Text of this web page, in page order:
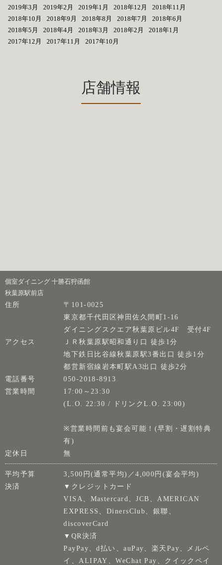
2019年3月
2019年2月 2019年1月 2018年12月
2018年11月
2018年10月
2018年9月 2018年8月 2018年7月
2018年6月
2018年5月
2018年4月 2018年3月 2018年2月
2018年1月
2017年12月
2017年11月 2017年10月
店舗情報
個室ダイニング 十勝石狩函館
秋葉原駅前店
住所
〒101-0025
東京都千代田区神田佐久間町1-16
ダイニングスクエア秋葉原ビル4F 受付4F
アクセス
ＪＲ秋葉原駅昭和通り口 徒歩1分
地下鉄日比谷線秋葉原駅3番出口 徒歩1分
都営新宿線岩本町駅A3出口 徒歩2分
電話番号
050-2018-8913
営業時間
17:00～23:30
(L.O. 22:30 / ドリンクL.O. 23:00)
※営業時間前も宴会可能！(早割・遅割特典
有)
定休日
無
平均予算
3,500円(通常平均)／4,000円(宴会平均)
決済
▼クレジットカード
VISA、Mastercard、JCB、AMERICAN
EXPRESS、DinersClub、銀聯、
discoverCard
▼QR決済
PayPay、d払い、auPay、楽天Pay、メルペ
イ、ALIPAY、WeChat Pay、クイックペイ